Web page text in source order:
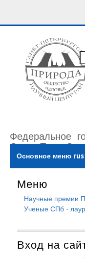
основному
содержанию
Федеральное
Санкт-
Основное меню rus
Меню
Научные премии
Ученые СПб -
Вход на